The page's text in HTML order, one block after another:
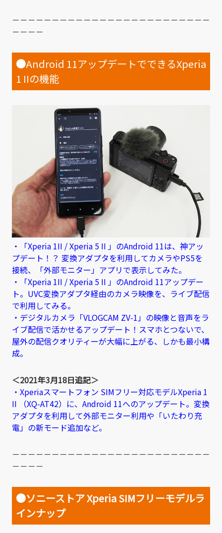
－－－－－－－－－－－－－－－－－－－－－－－－－
－－－－
●Android 11アップデートでできるXperia
1 IIの機能
・「Xperia 1II / Xperia 5 II 」のAndroid 11は、神アッ
プデート！？ 変換アダプタを利用してカメラやPS5を
接続、「外部モニター」アプリで表示してみた。
・「Xperia 1II / Xperia 5 II 」のAndroid 11アップデー
ト。UVC変換アダプタ経由のカメラ映像を、ライブ配信
で利用してみる。
・デジタルカメラ「VLOGCAM ZV-1」の映像と音声をラ
イブ配信で活かせるアップデート！スマホとつないで、
屋外の配信クオリティーが大幅に上がる、しかも最小構
成。
＜2021年3月18日追記＞
・Xperiaスマートフォン SIMフリー対応モデルXperia 1
II （XQ-AT42）に、Android 11へのアップデート。変換
アダプタを利用して外部モニター利用や「いたわり充
電」の新モード追加など。
－－－－－－－－－－－－－－－－－－－－－－－－－
－－－－
●ソニーストア Xperia SIMフリーモデルラ
インナップ